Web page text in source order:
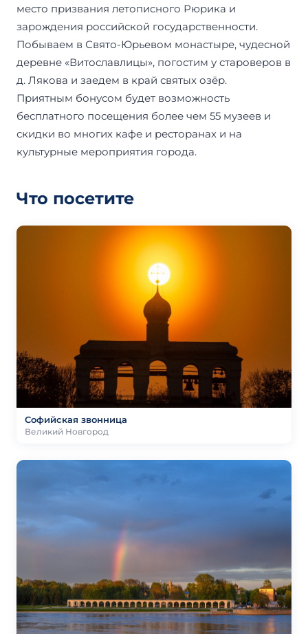
место призвания летописного Рюрика и
зарождения российской государственности.
Побываем в Свято-Юрьевом монастыре, чудесной
деревне «Витославлицы», погостим у староверов в
д. Лякова и заедем в край святых озёр.
Приятным бонусом будет возможность
бесплатного посещения более чем 55 музеев и
скидки во многих кафе и ресторанах и на
культурные мероприятия города.
Что посетите
Софийская звонница
Великий Новгород